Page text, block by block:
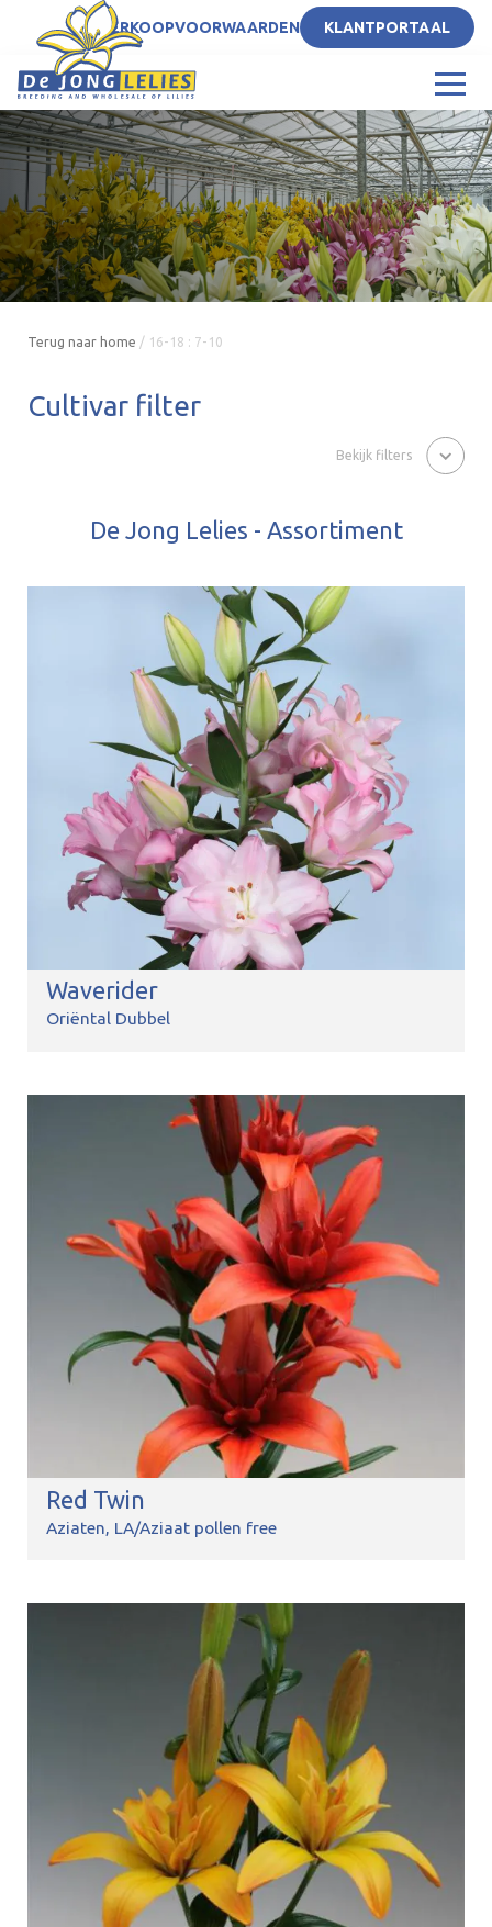
NLVERKOOPVOORWAARDEN KLANTPORTAAL
Terug naar home / 16-18 : 7-10
Cultivar filter
Bekijk filters
De Jong Lelies - Assortiment
Waverider
Oriëntal Dubbel
Red Twin
Aziaten LA/Aziaat pollen free